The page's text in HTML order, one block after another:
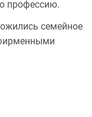
профессию.
семейное